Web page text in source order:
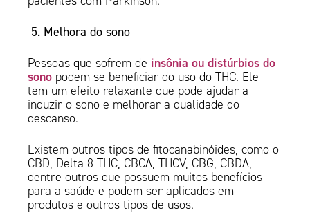
5. Melhora do sono
Pessoas que sofrem de insônia ou distúrbios do
sono podem se beneficiar do uso do THC. Ele
tem um efeito relaxante que pode ajudar a
induzir o sono e melhorar a qualidade do
descanso.
Existem outros tipos de fitocanabinóides, como o
CBD, Delta 8 THC, CBCA, THCV, CBG, CBDA,
dentre outros que possuem muitos benefícios
para a saúde e podem ser aplicados em
produtos e outros tipos de usos.